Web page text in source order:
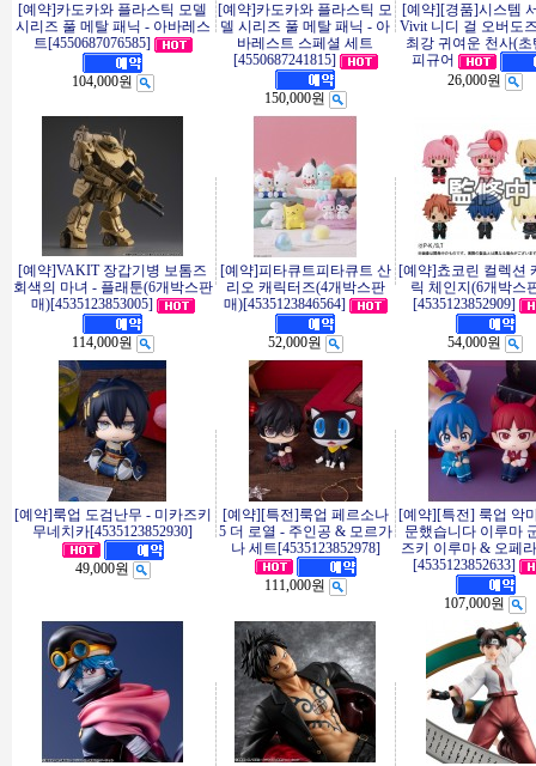
[예약]카도카와 플라스틱 모델
시리즈 풀 메탈 패닉 - 아바레스
트[4550687076585]
104,000원
[예약]카도카와 플라스틱 모
델 시리즈 풀 메탈 패닉 - 아
바레스트 스페셜 세트
[4550687241815]
150,000원
[예약][경품]시스템
Vivit 니디 걸 오버도
최강 귀여운 천사(초
피규어
26,000원
[예약]VAKIT 장갑기병 보톰즈
회색의 마녀 - 플래툰(6개박스판
매)[4535123853005]
114,000원
[예약]피타큐트피타큐트 산
리오 캐릭터즈(4개박스판
매)[4535123846564]
52,000원
[예약]쵸코린 컬렉션
릭 체인지(6개박스
[4535123852909]
54,000원
[예약]룩업 도검난무 - 미카즈키
무네치카[4535123852930]
49,000원
[예약][특전]룩업 페르소나
5 더 로열 - 주인공 & 모르가
나 세트[4535123852978]
111,000원
[예약][특전] 룩업 악
문했습니다 이루마
즈키 이루마 & 오페
[4535123852633]
107,000원